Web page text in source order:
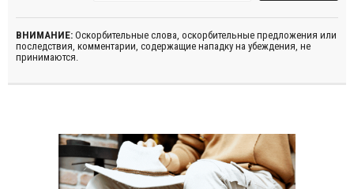
ВНИМАНИЕ: Оскорбительные слова, оскорбительные предложения или
последствия, комментарии, содержащие нападку на убеждения, не
принимаются.